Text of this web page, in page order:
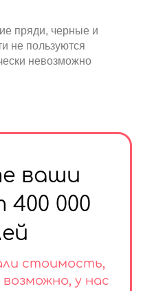
пряди, черные и
не пользуются
невозможно
ваши
000
стоимость,
у нас